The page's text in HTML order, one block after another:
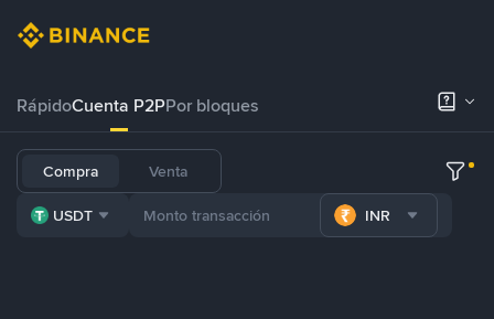
RápidoCuenta P2PPor bloques
Compra Venta
USDT INR